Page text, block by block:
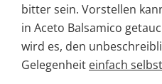
bitter sein. Vorstellen
in Aceto Balsamico
wird es, den
Gelegenheit einfach